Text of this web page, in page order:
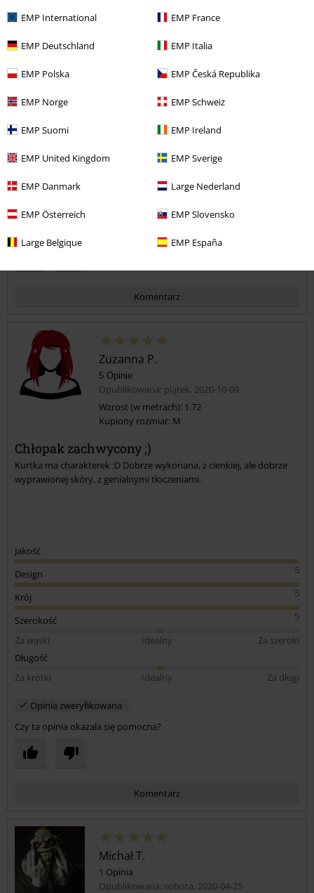
EMP International EMP France
EMP Deutschland EMP Italia
EMP Polska EMP Česká Republika
EMP Norge EMP Schweiz
EMP Suomi EMP Ireland
EMP United Kingdom EMP Sverige
EMP Danmark Large Nederland
EMP Österreich EMP Slovensko
Large Belgique EMP España
Jakość
Design
Krój
Szerokość
Długość
Za krótki
Idealny
Opinia zweryfikowana
Komentarz
Prześlij komentarz
Zuzanna P.
5 Opinie
Opublikowana: piątek, 2020-10-09
Wzrost (w metrach): 1.72
Kupiony rozmiar: M
Chłopak zachwycony ;)
Kurtka ma charakterek :D Dobrze wykonana, z cienkiej, ale dobrze
wyprawionej skóry, z genialnymi tłoczeniami.
Jakość
5
Design
5
Krój
5
Szerokość
Za wąski
Idealny
Za szeroki
Długość
Za krótki
Idealny Za długi
Opinia zweryfikowana
Czy ta opinia okazała się pomocna?
Komentarz
Michał T.
1 Opinia
Opublikowana: sobota, 2020-04-25